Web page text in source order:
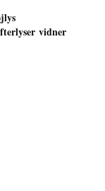
vidner